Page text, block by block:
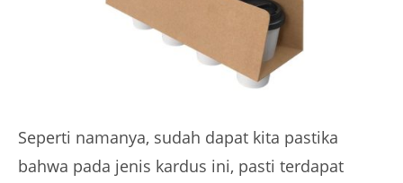
Seperti namanya, sudah dapat kita pastika
bahwa pada jenis kardus ini, pasti terdapat